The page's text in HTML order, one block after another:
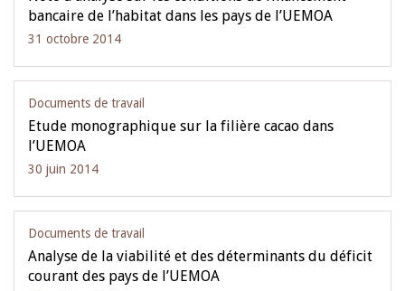
bancaire de l’habitat dans les pays de l’UEMOA
31 octobre 2014
Documents de travail
Etude monographique sur la filière cacao dans
l’UEMOA
30 juin 2014
Documents de travail
Analyse de la viabilité et des déterminants du déficit
courant des pays de l’UEMOA